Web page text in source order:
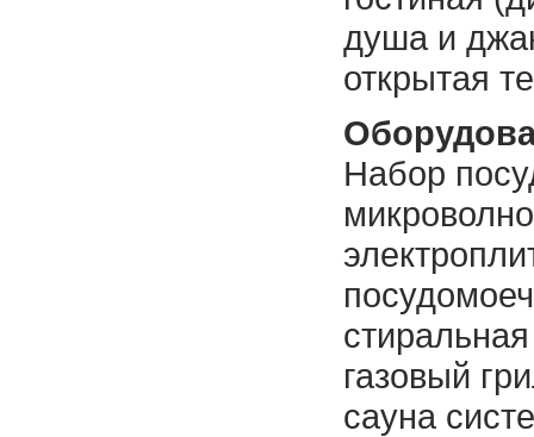
душа и
открытая
Набор
газовый
сауна